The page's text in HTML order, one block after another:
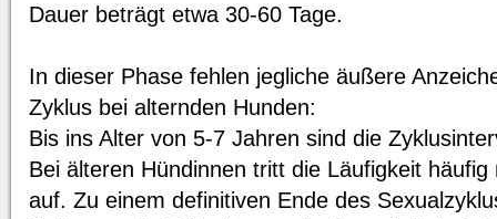
Dauer beträgt etwa 30-60 Tage.
In dieser Phase fehlen jegliche äußere
Zyklus bei alternden Hunden:
Bis ins Alter von 5-7 Jahren sind die
Bei älteren Hündinnen tritt die Läufigkeit
auf. Zu einem definitiven Ende des